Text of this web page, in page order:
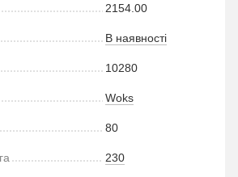
2154.00
В наявності
10280
Woks
80
230